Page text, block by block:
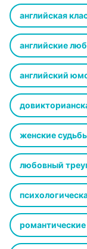
Джейн Остин
И сейчас эта
мировой
неподражаемого
Книга в
английская
английские
английский
женские
любовный